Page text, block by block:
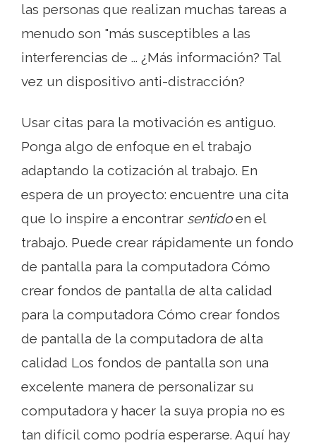
las personas que realizan muchas tareas a
menudo son "más susceptibles a las
interferencias de ... ¿Más información? Tal
vez un dispositivo anti-distracción?
Usar citas para la motivación es antiguo.
Ponga algo de enfoque en el trabajo
adaptando la cotización al trabajo. En
espera de un proyecto: encuentre una cita
que lo inspire a encontrar sentidoen el
trabajo. Puede crear rápidamente un fondo
de pantalla para la computadora Cómo
crear fondos de pantalla de alta calidad
para la computadora Cómo crear fondos
de pantalla de la computadora de alta
calidad Los fondos de pantalla son una
excelente manera de personalizar su
computadora y hacer la suya propia no es
tan difícil como podría esperarse. Aquí hay